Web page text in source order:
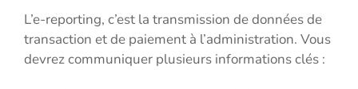
L’e-reporting, c’est la transmission de données de
transaction et de paiement à l’administration. Vous
devrez communiquer plusieurs informations clés :